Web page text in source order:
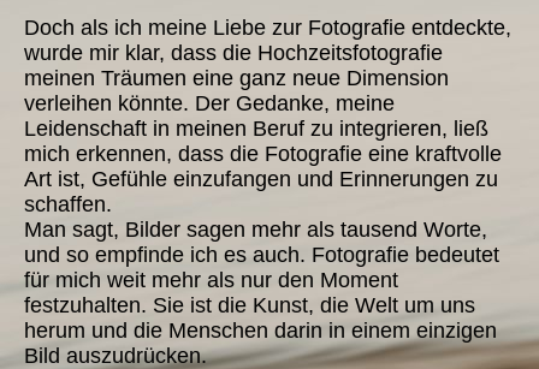
Doch als ich meine Liebe zur Fotografie entdeckte,
wurde mir klar, dass die Hochzeitsfotografie
meinen Träumen eine ganz neue Dimension
verleihen könnte. Der Gedanke, meine
Leidenschaft in meinen Beruf zu integrieren, ließ
mich erkennen, dass die Fotografie eine kraftvolle
Art ist, Gefühle einzufangen und Erinnerungen zu
schaffen.
Man sagt, Bilder sagen mehr als tausend Worte,
und so empfinde ich es auch. Fotografie bedeutet
für mich weit mehr als nur den Moment
festzuhalten. Sie ist die Kunst, die Welt um uns
herum und die Menschen darin in einem einzigen
Bild auszudrücken.